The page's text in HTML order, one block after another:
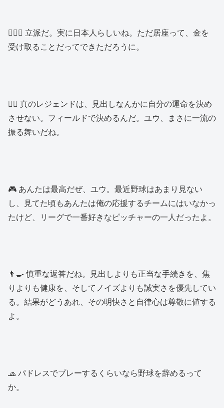
🙍🏻‍♂️ 立派だ。実に日本人らしいね。ただ居座って、金を
受け取ることだってできただろうに。
👱‍♂️ 真のレジェンドは、見出しなんかに自分の運命を決め
させない。フィールドで決めるんだ。ユウ、まさに一流の
振る舞いだね。
🎮 あんたは最高だぜ、ユウ。最近野球はあまり見ない
し、見てた頃もあんたは俺の応援するチームにはいなかっ
たけど、リーグで一番好きなピッチャーの一人だったよ。
👨‍🍳 慎重な返答だね。見出しよりも正当な手続きを、焦
りよりも健康を、そしてノイズよりも誠実さを優先してい
る。結果がどうあれ、その明快さと自律心は尊敬に値する
よ。
🧢 パドレスでプレーするくらいなら野球を辞めるって
か。